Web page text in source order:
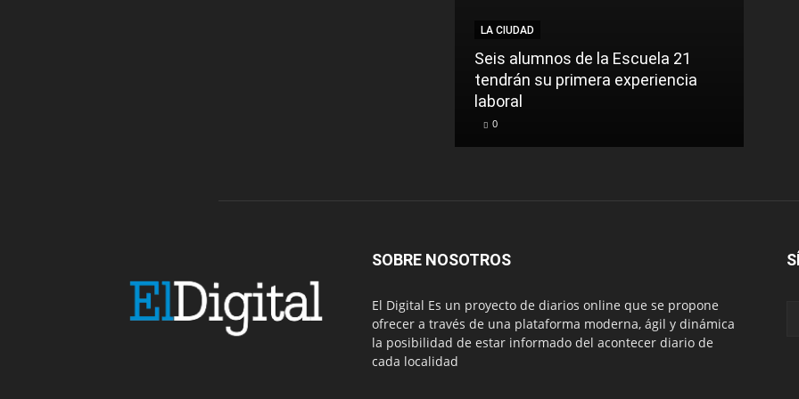
LA CIUDAD
Seis alumnos de la Escuela 21
tendrán su primera experiencia
laboral
0
SOBRE NOSOTROS
El Digital Es un proyecto de diarios online que se propone
ofrecer a través de una plataforma moderna, ágil y dinámica
la posibilidad de estar informado del acontecer diario de
cada localidad